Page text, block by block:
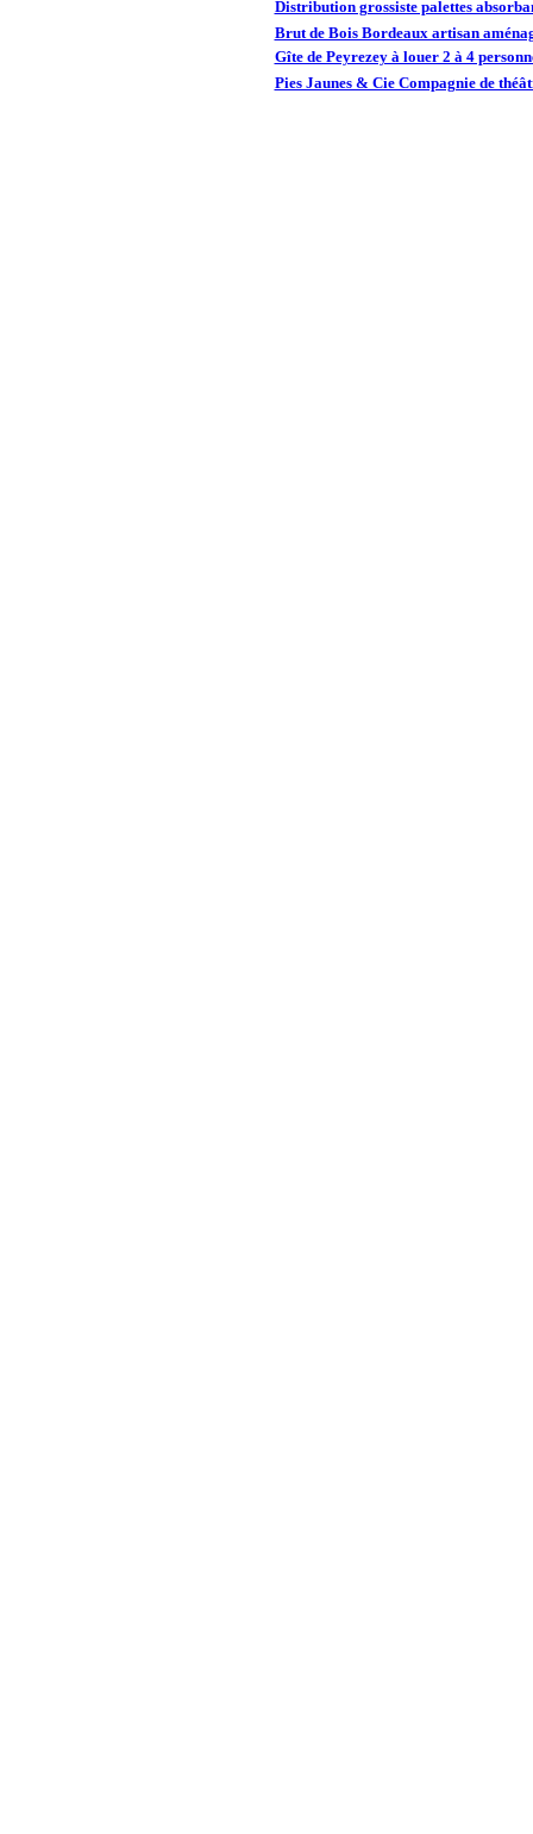
Distribution grossiste palettes
Brut de Bois Bordeaux artisan
Gîte de Peyrezey à louer 2 à 4
Pies Jaunes & Cie Compagnie de